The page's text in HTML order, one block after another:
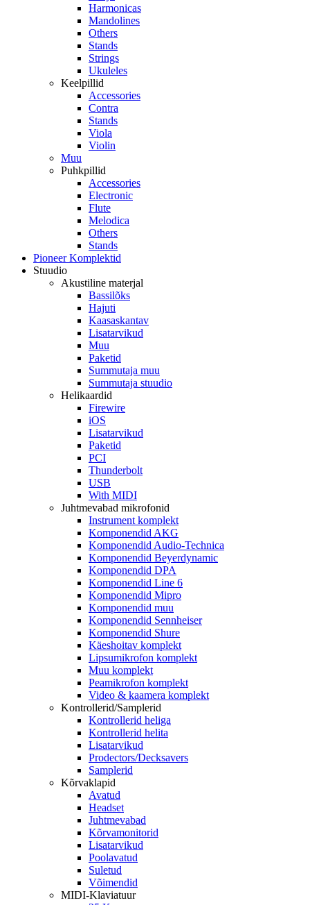
Harmonicas
Mandolines
Others
Stands
Strings
Ukuleles
Keelpillid
Accessories
Contra
Stands
Viola
Violin
Muu
Puhkpillid
Accessories
Electronic
Flute
Melodica
Others
Stands
Pioneer Komplektid
Stuudio
Akustiline materjal
Bassilõks
Hajuti
Kaasaskantav
Lisatarvikud
Muu
Paketid
Summutaja muu
Summutaja stuudio
Helikaardid
Firewire
iOS
Lisatarvikud
Paketid
PCI
Thunderbolt
USB
With MIDI
Juhtmevabad mikrofonid
Instrument komplekt
Komponendid AKG
Komponendid Audio-Technica
Komponendid Beyerdynamic
Komponendid DPA
Komponendid Line 6
Komponendid Mipro
Komponendid muu
Komponendid Sennheiser
Komponendid Shure
Käeshoitav komplekt
Lipsumikrofon komplekt
Muu komplekt
Peamikrofon komplekt
Video & kaamera komplekt
Kontrollerid/Samplerid
Kontrollerid heliga
Kontrollerid helita
Lisatarvikud
Prodectors/Decksavers
Samplerid
Kõrvaklapid
Avatud
Headset
Juhtmevabad
Kõrvamonitorid
Lisatarvikud
Poolavatud
Suletud
Võimendid
MIDI-Klaviatuur